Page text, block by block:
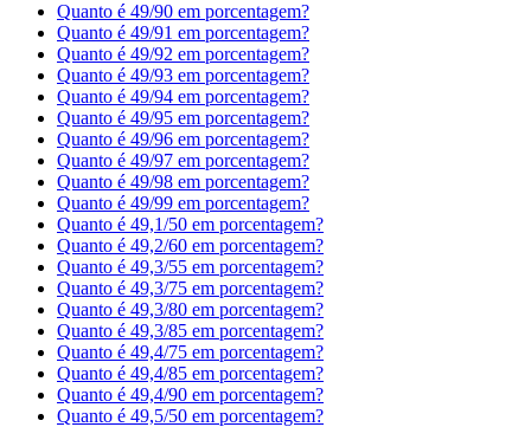
Quanto é 49/90 em porcentagem?
Quanto é 49/91 em porcentagem?
Quanto é 49/92 em porcentagem?
Quanto é 49/93 em porcentagem?
Quanto é 49/94 em porcentagem?
Quanto é 49/95 em porcentagem?
Quanto é 49/96 em porcentagem?
Quanto é 49/97 em porcentagem?
Quanto é 49/98 em porcentagem?
Quanto é 49/99 em porcentagem?
Quanto é 49,1/50 em porcentagem?
Quanto é 49,2/60 em porcentagem?
Quanto é 49,3/55 em porcentagem?
Quanto é 49,3/75 em porcentagem?
Quanto é 49,3/80 em porcentagem?
Quanto é 49,3/85 em porcentagem?
Quanto é 49,4/75 em porcentagem?
Quanto é 49,4/85 em porcentagem?
Quanto é 49,4/90 em porcentagem?
Quanto é 49,5/50 em porcentagem?